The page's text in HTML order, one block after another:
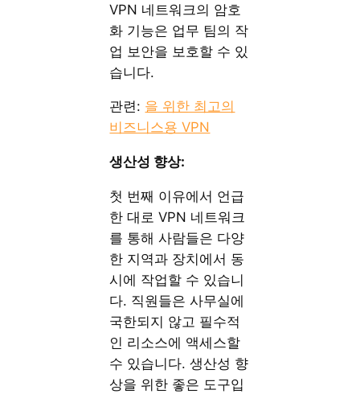
VPN 네트워크의 암호
화 기능은 업무 팀의 작
업 보안을 보호할 수 있
습니다.
관련: 을 위한 최고의
비즈니스용 VPN
생산성 향상:
첫 번째 이유에서 언급
한 대로 VPN 네트워크
를 통해 사람들은 다양
한 지역과 장치에서 동
시에 작업할 수 있습니
다. 직원들은 사무실에
국한되지 않고 필수적
인 리소스에 액세스할
수 있습니다. 생산성 향
상을 위한 좋은 도구입